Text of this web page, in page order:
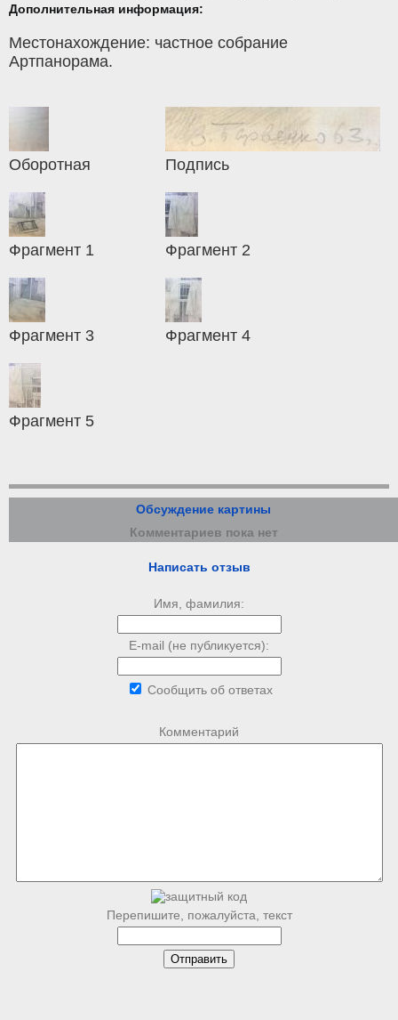
Дополнительная информация:
Местонахождение: частное собрание
Артпанорама.
Оборотная Подпись
Фрагмент 1 Фрагмент 2
Фрагмент 3 Фрагмент 4
Фрагмент 5
Обсуждение картины
Комментариев пока нет
Написать отзыв
Имя, фамилия:
E-mail (не публикуется):
Сообщить об ответах
Комментарий
Перепишите, пожалуйста, текст